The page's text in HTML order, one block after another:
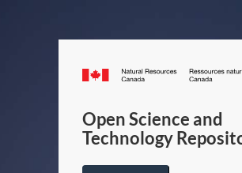
Canada.ca
Open Science and
Technology